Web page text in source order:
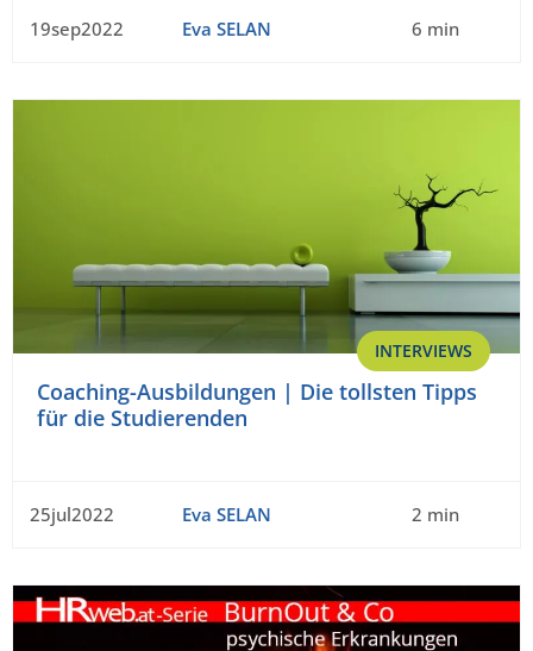
19sep2022 Eva SELAN 6 min
INTERVIEWS
Coaching-Ausbildungen | Die tollsten Tipps
für die Studierenden
25jul2022 Eva SELAN 2 min